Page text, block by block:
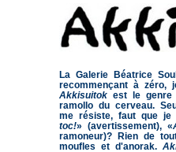
La Galerie Béatrice
recommençant à zéro,
Akkisuitokest le genre
ramollo du cerveau.
me résiste, faut que
toc!» (avertissement), «
ramoneur)? Rien de
moufles et d'anorak.